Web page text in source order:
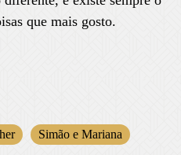
que mais gosto.
Simão e Mariana